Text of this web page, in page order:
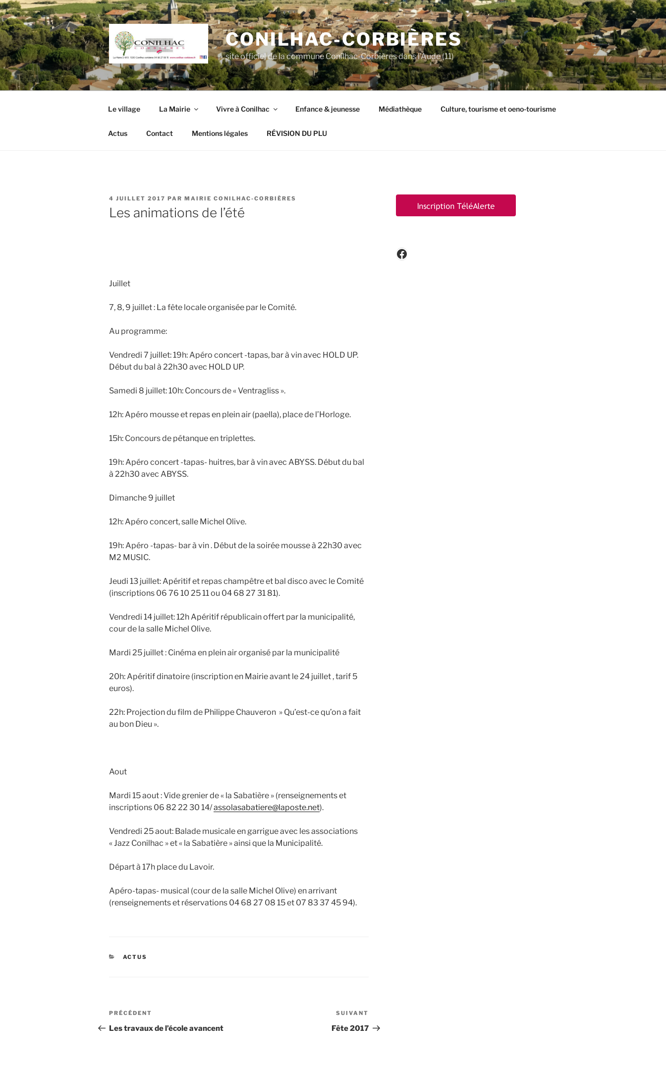
Aller
au
contenu
principal
CONILHAC-CORBIÈRES
site officiel de la commune Conilhac-Corbières dans l'Aude (11)
Le village La Mairie Vivre à Conilhac Enfance & jeunesse Médiathèque Culture, tourisme et oeno-tourisme
Actus Contact Mentions légales RÉVISION DU PLU
PUBLIÉ
LE
4 JUILLET 2017 PAR MAIRIE CONILHAC-CORBIÈRES
Les animations de l’été
Juillet
7, 8, 9 juillet : La fête locale organisée par le Comité.
Au programme:
Vendredi 7 juillet: 19h: Apéro concert -tapas, bar à vin avec HOLD UP.
Début du bal à 22h30 avec HOLD UP.
Samedi 8 juillet: 10h: Concours de « Ventragliss ».
12h: Apéro mousse et repas en plein air (paella), place de l’Horloge.
15h: Concours de pétanque en triplettes.
19h: Apéro concert -tapas- huitres, bar à vin avec ABYSS. Début du bal
à 22h30 avec ABYSS.
Dimanche 9 juillet
12h: Apéro concert, salle Michel Olive.
19h: Apéro -tapas- bar à vin . Début de la soirée mousse à 22h30 avec
M2 MUSIC.
Jeudi 13 juillet: Apéritif et repas champêtre et bal disco avec le Comité
(inscriptions 06 76 10 25 11 ou 04 68 27 31 81).
Vendredi 14 juillet: 12h Apéritif républicain offert par la municipalité,
cour de la salle Michel Olive.
Mardi 25 juillet : Cinéma en plein air organisé par la municipalité
20h: Apéritif dinatoire (inscription en Mairie avant le 24 juillet , tarif 5
euros).
22h: Projection du film de Philippe Chauveron » Qu’est-ce qu’on a fait
au bon Dieu ».
Aout
Mardi 15 aout : Vide grenier de « la Sabatière » (renseignements et
inscriptions 06 82 22 30 14/assolasabatiere@laposte.net).
Vendredi 25 aout: Balade musicale en garrigue avec les associations
« Jazz Conilhac » et « la Sabatière » ainsi que la Municipalité.
Départ à 17h place du Lavoir.
Apéro-tapas- musical (cour de la salle Michel Olive) en arrivant
(renseignements et réservations 04 68 27 08 15 et 07 83 37 45 94).
CATÉGORIES
ACTUS
Navigation
de
Article
précédent
PRÉCÉDENT
Les travaux de l’école avancent
suivant
SUIVANT
Fête 2017
Facebook